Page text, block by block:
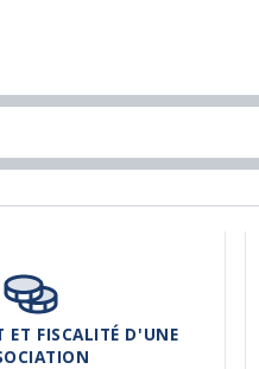
ET FISCALITÉ D'UNE